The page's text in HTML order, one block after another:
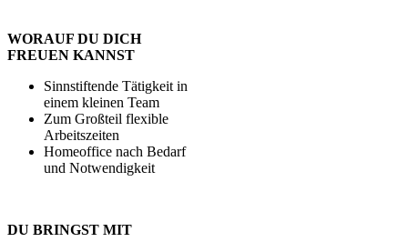
WORAUF DU DICH
FREUEN KANNST
Sinnstiftende Tätigkeit in
einem kleinen Team
Zum Großteil flexible
Arbeitszeiten
Homeoffice nach Bedarf
und Notwendigkeit
DU BRINGST MIT